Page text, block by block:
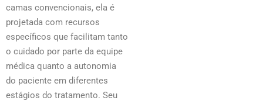
camas convencionais, ela é
projetada com recursos
específicos que facilitam tanto
o cuidado por parte da equipe
médica quanto a autonomia
do paciente em diferentes
estágios do tratamento. Seu